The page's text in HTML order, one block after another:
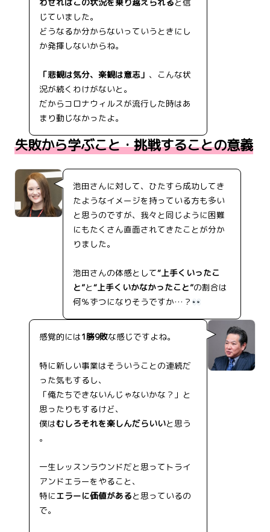
じていました。
どうなるか分からないっていうときにし
か発揮しないからね。
「悲観は気分、楽観は意志」 、こんな状
況が続くわけがないと。
だからコロナウィルスが流行した時はあ
まり動じなかったよ。
失敗から学ぶこと・挑戦することの意義
池田さんに対して、ひたすら成功してき
たようなイメージを持っている方も多い
と思うのですが、我々と同じように困難
にもたくさん直面されてきたことが分か
りました。
池田さんの体感として“上手くいったこ
と”と“上手くいかなかったこと”の割合は
何％ずつになりそうですか…？
感覚的には1勝9敗な感じですよね。
特に新しい事業はそういうことの連続だ
った気もするし、
「俺たちできないんじゃないかな？」と
思ったりもするけど、
僕はむしろそれを楽しんだらいいと思う
。
一生レッスンラウンドだと思ってトライ
アンドエラーをやること、
特にエラーに価値があると思っているの
で。